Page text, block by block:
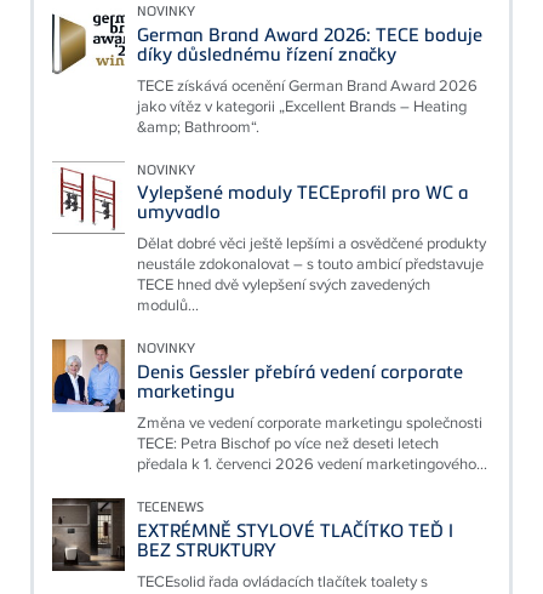
NOVINKY
German Brand Award 2026: TECE boduje
díky důslednému řízení značky
TECE získává ocenění German Brand Award 2026
jako vítěz v kategorii „Excellent Brands – Heating
&amp; Bathroom“.
NOVINKY
Vylepšené moduly TECEprofil pro WC a
umyvadlo
Dělat dobré věci ještě lepšími a osvědčené produkty
neustále zdokonalovat – s touto ambicí představuje
TECE hned dvě vylepšení svých zavedených
modulů...
NOVINKY
Denis Gessler přebírá vedení corporate
marketingu
Změna ve vedení corporate marketingu společnosti
TECE: Petra Bischof po více než deseti letech
předala k 1. červenci 2026 vedení marketingového...
TECENEWS
EXTRÉMNĚ STYLOVÉ TLAČÍTKO TEĎ I
BEZ STRUKTURY
TECEsolid řada ovládacích tlačítek toalety s